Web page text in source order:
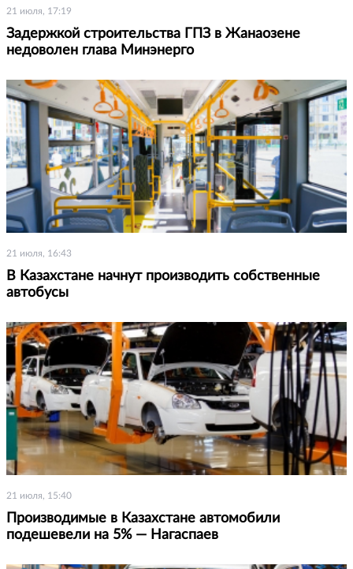
21 июля, 17:19
Задержкой строительства ГПЗ в Жанаозене
недоволен глава Минэнерго
21 июля, 16:43
В Казахстане начнут производить собственные
автобусы
21 июля, 15:40
Производимые в Казахстане автомобили
подешевели на 5% — Нагаспаев